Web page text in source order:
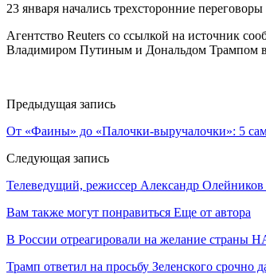
23 января начались трехсторонние
Агентство Reuters со ссылкой на источник
Владимиром Путиным и Дональдом Трампом в
Предыдущая запись
От «Фаины» до «Палочки-выручалочки»: 5
Следующая запись
Телеведущий, режиссер Александр
Вам также могут понравиться Еще от автора
В России отреагировали на желание страны
Трамп ответил на просьбу Зеленского срочно